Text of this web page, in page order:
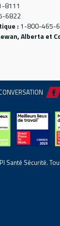
8111
6822
: 1-800-465-
Alberta et
Santé Sécurité.